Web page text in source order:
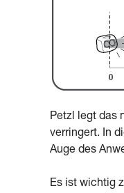
Petzl legt das
verringert. In
Auge des
Es ist wichtig